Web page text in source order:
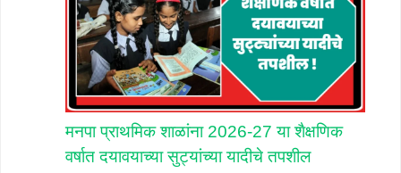
मनपा प्राथमिक शाळांना 2026-27 या शैक्षणिक
वर्षात दयावयाच्या सुट्यांच्या यादीचे तपशील